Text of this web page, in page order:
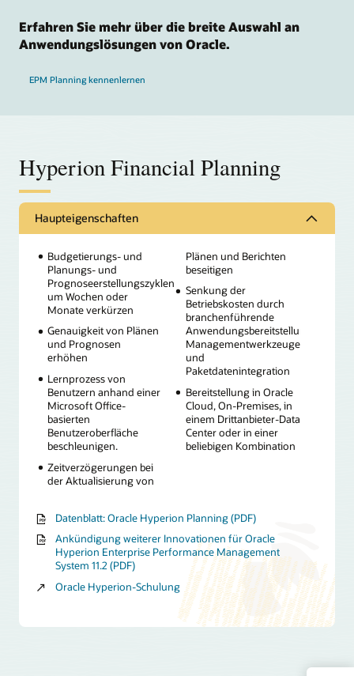
Erfahren Sie mehr über die breite Auswahl an
Anwendungslösungen von Oracle.
EPM Planning kennenlernen
Hyperion Financial Planning
Haupteigenschaften
Budgetierungs- und
Planungs- und
Prognoseerstellungszyklen
um Wochen oder
Monate verkürzen
Genauigkeit von Plänen
und Prognosen
erhöhen
Lernprozess von
Benutzern anhand einer
Microsoft Office-
basierten
Benutzeroberfläche
beschleunigen.
Zeitverzögerungen bei
der Aktualisierung von
Plänen und Berichten
beseitigen
Senkung der
Betriebskosten durch
branchenführende
Anwendungsbereitstellung,
Managementwerkzeuge
und
Paketdatenintegration
Bereitstellung in Oracle
Cloud, On-Premises, in
einem Drittanbieter-Data
Center oder in einer
beliebigen Kombination
Datenblatt: Oracle Hyperion Planning (PDF)
Ankündigung weiterer Innovationen für Oracle
Hyperion Enterprise Performance Management
System 11.2 (PDF)
Oracle Hyperion-Schulung